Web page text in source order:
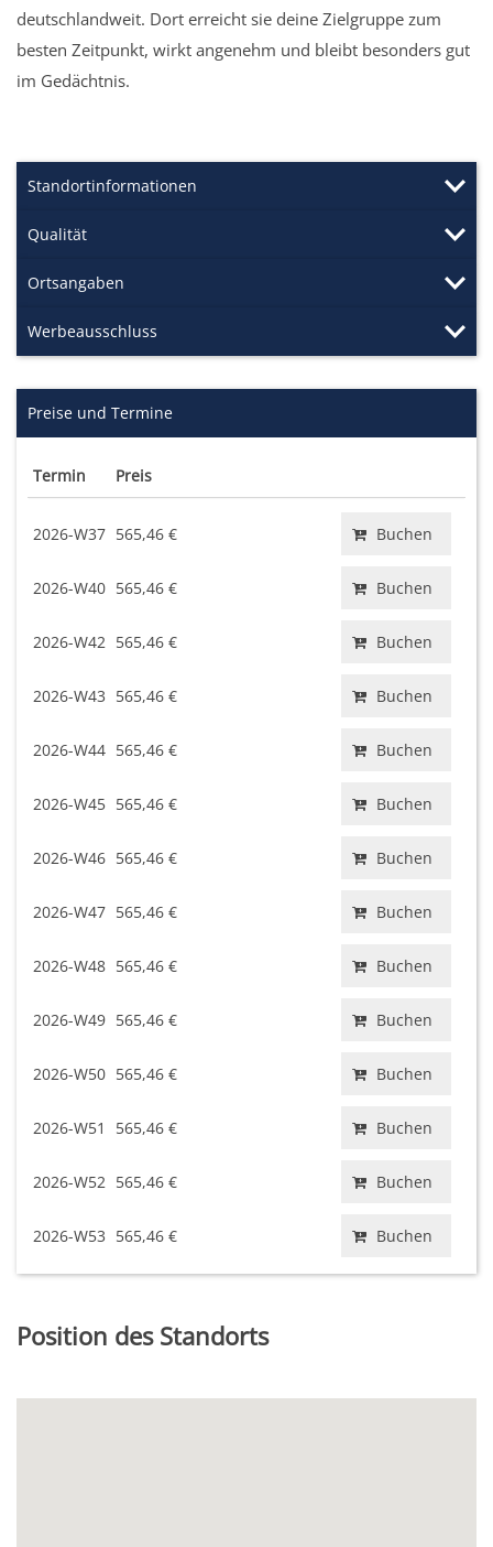
deutschlandweit. Dort erreicht sie deine Zielgruppe zum
besten Zeitpunkt, wirkt angenehm und bleibt besonders gut
im Gedächtnis.
Standortinformationen
Qualität
Ortsangaben
Werbeausschluss
Preise und Termine
Termin Preis
2026-W37 565,46 € Buchen
2026-W40 565,46 € Buchen
2026-W42 565,46 € Buchen
2026-W43 565,46 € Buchen
2026-W44 565,46 € Buchen
2026-W45 565,46 € Buchen
2026-W46 565,46 € Buchen
2026-W47 565,46 € Buchen
2026-W48 565,46 € Buchen
2026-W49 565,46 € Buchen
2026-W50 565,46 € Buchen
2026-W51 565,46 € Buchen
2026-W52 565,46 € Buchen
2026-W53 565,46 € Buchen
Position des Standorts